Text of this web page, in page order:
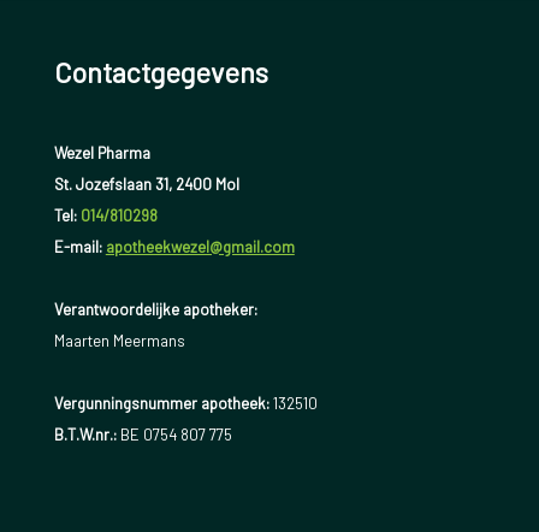
Contactgegevens
Wezel Pharma
St. Jozefslaan 31, 2400 Mol
Tel: 014/810298
E-mail: apotheekwezel@gmail.com
Verantwoordelijke apotheker:
Maarten Meermans
Vergunningsnummer apotheek:132510
B.T.W.nr.:BE 0754 807 775